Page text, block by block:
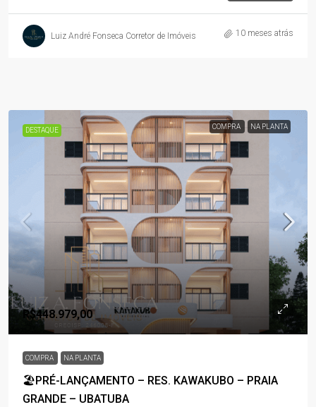
Luiz André Fonseca Corretor de Imóveis 10 meses atrás
DESTAQUE COMPRA NA PLANTA
R$448.979,00
COMPRA NA PLANTA
🏖️PRÉ-LANÇAMENTO – RES. KAWAKUBO – PRAIA
GRANDE – UBATUBA